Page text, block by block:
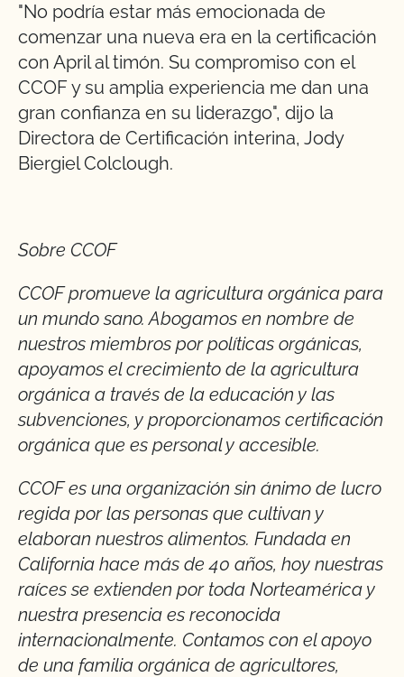
"No podría estar más emocionada de
comenzar una nueva era en la certificación
con April al timón. Su compromiso con el
CCOF y su amplia experiencia me dan una
gran confianza en su liderazgo", dijo la
Directora de Certificación interina, Jody
Biergiel Colclough.
Sobre CCOF
CCOF promueve la agricultura orgánica para
un mundo sano. Abogamos en nombre de
nuestros miembros por políticas orgánicas,
apoyamos el crecimiento de la agricultura
orgánica a través de la educación y las
subvenciones, y proporcionamos certificación
orgánica que es personal y accesible.
CCOF es una organización sin ánimo de lucro
regida por las personas que cultivan y
elaboran nuestros alimentos. Fundada en
California hace más de 40 años, hoy nuestras
raíces se extienden por toda Norteamérica y
nuestra presencia es reconocida
internacionalmente. Contamos con el apoyo
de una familia orgánica de agricultores,